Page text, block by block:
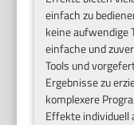
einfach zu
keine aufwendige
einfache und
Tools und
Ergebnisse zu
komplexere
Effekte individuell